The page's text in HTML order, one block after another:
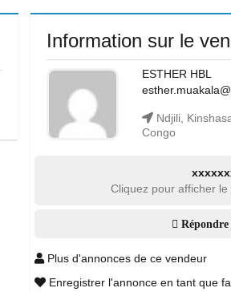
Information sur le
ESTHER HBL
Ndjili,
Congo
Cliquez pour afficher
Plus d'annonces de ce vendeur
Enregistrer l'annonce en tant que